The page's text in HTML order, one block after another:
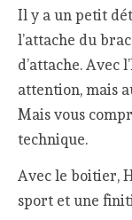
Il y a un petit
l’attache du
d’attache. Avec
attention, mais
Mais vous
technique.
Avec le boitier,
sport et une